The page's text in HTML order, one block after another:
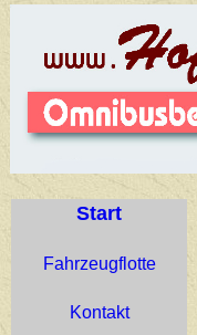
Start
Fahrzeugflotte
Kontakt